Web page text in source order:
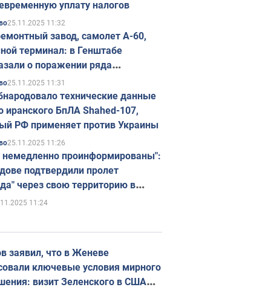
уплату налогов
25.11.2025 11:32
завод, самолет А-60,
терминал: в Генштабе
о поражении ряда
объектов России
25.11.2025 11:31
технические данные
иранского БпЛА Shahed-107,
РФ применяет против Украины
25.11.2025 11:26
проинформированы":
подтвердили пролет
через свою территорию в
11:24
заявил, что в Женеве
ключевые условия мирного
визит Зеленского в США